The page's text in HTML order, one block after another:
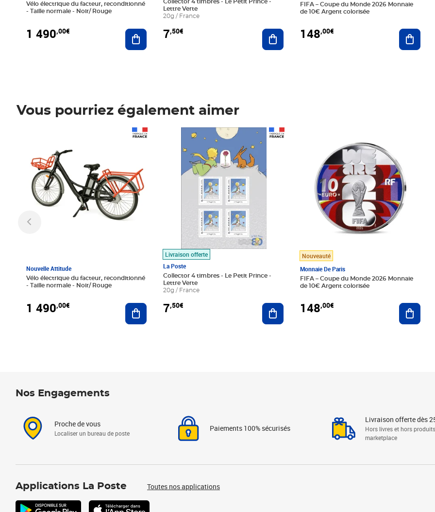
Vélo électrique du facteur, reconditionné
- Taille normale - Noir/ Rouge
1 490,00€ Ajouter au panier
Collector 4 timbres - Le Petit Prince -
Lettre Verte
20g / France
7,50€ Ajouter au panier
FIFA – Coupe du Monde 2026 Monnaie
de 10€ Argent colorisée
148,00€
Vous pourriez également aimer
Nouvelle Attitude
Vélo électrique du facteur, reconditionné
- Taille normale - Noir/ Rouge
1 490,00€ Ajouter au panier
Livraison offerte
La Poste
Collector 4 timbres - Le Petit Prince -
Lettre Verte
20g / France
7,50€
Prix 7,50€
Ajouter au panier
Nouveauté
Monnaie De Paris
FIFA – Coupe du Monde 2026 Monnaie
de 10€ Argent colorisée
148,00€
Nos Engagements
Proche de vous
Localiser un bureau de poste
Paiements 100% sécurisés
Livraison offerte dès
Hors livres et hors produits
marketplace
Applications La Poste Toutes nos applications